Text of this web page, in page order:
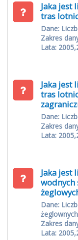
Jaka jest
tras
Dane:
Zakres
Lata:
Jaka jest
tras
Dane:
Zakres
Lata:
Jaka jest
wodnych
Dane:
żeglownych
Zakres
Lata: